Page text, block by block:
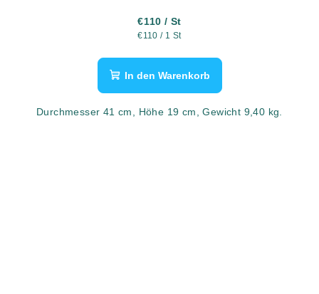
€110/ St
Verkaufspreis:
€110 / 1 St
In den Warenkorb
Durchmesser 41 cm, Höhe 19 cm, Gewicht 9,40 kg.